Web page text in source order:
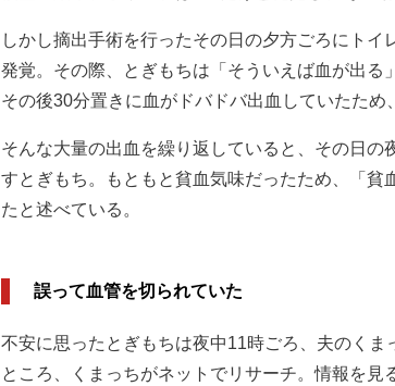
しかし摘出手術を行ったその日の夕方ごろにト
発覚。その際、とぎもちは「そういえば血が出る
その後30分置きに血がドバドバ出血していたため
そんな大量の出血を繰り返していると、その日
すとぎもち。もともと貧血気味だったため、「
たと述べている。
誤って血管を切られていた
不安に思ったとぎもちは夜中11時ごろ、夫のく
ところ、くまっちがネットでリサーチ。情報を